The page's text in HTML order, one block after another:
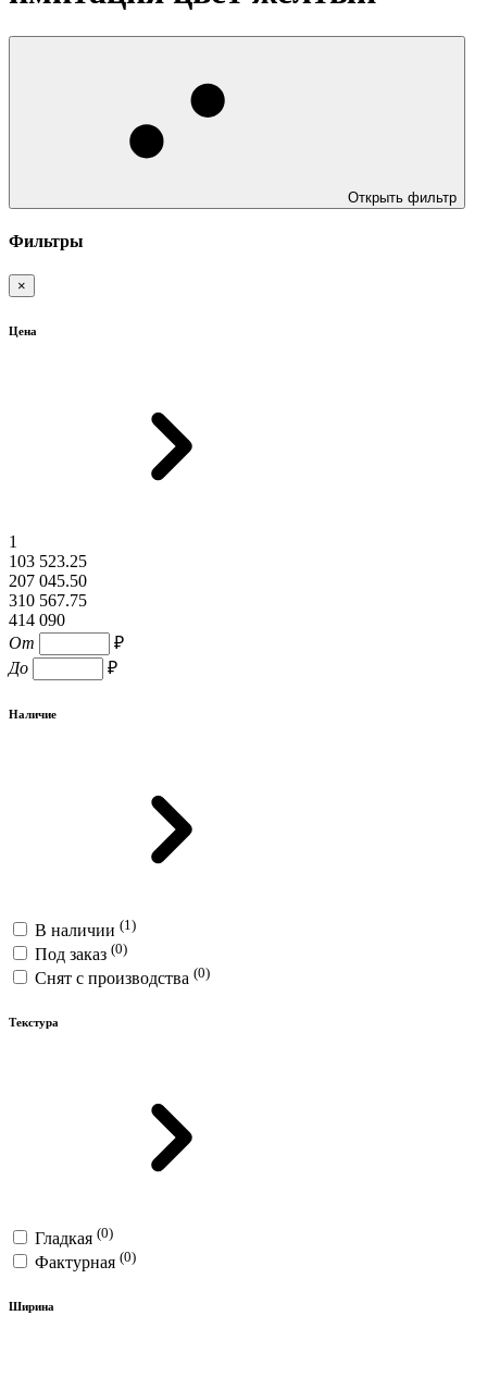
Открыть фильтр
Фильтры
×
Цена
1
103 523.25
207 045.50
310 567.75
414 090
От
₽
До
₽
Наличие
В наличии (1)
Под заказ (0)
Снят с производства (0)
Текстура
Гладкая (0)
Фактурная (0)
Ширина